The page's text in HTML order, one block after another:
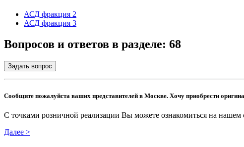
АСД фракция 2
АСД фракция 3
Вопросов и ответов в разделе: 68
Задать вопрос
Сообщите пожалуйста ваших представителей в Москве. Хочу приобрести
С точками розничной реализации Вы можете ознакомиться на нашем
Далее >